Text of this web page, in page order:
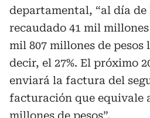
departamental, “al día de
recaudado 41 mil millones
mil 807 millones de pesos
decir, el 27%. El próximo
enviará la factura del
facturación que equivale
millones de pesos”.